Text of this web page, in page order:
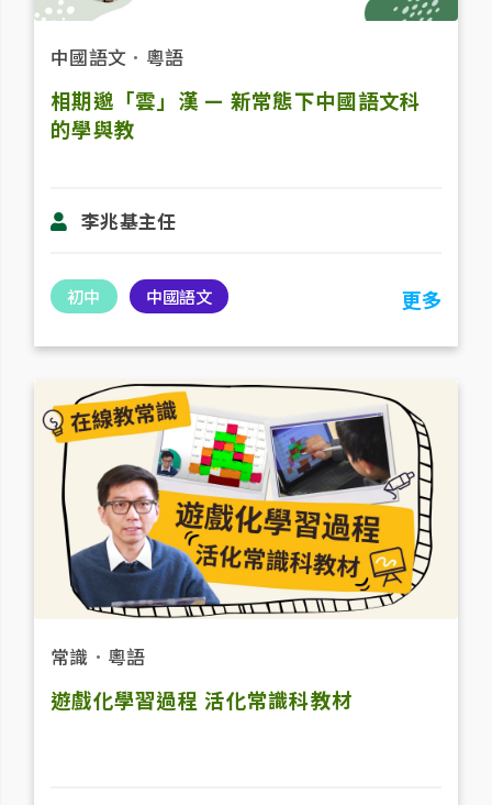
中國語文 ． 粵語
相期邈「雲」漢 — 新常態下中國語文科
的學與教
李兆基主任
初中 中國語文 更多
常識 ． 粵語
遊戲化學習過程 活化常識科教材